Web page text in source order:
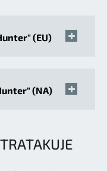
(EU)
(NA)